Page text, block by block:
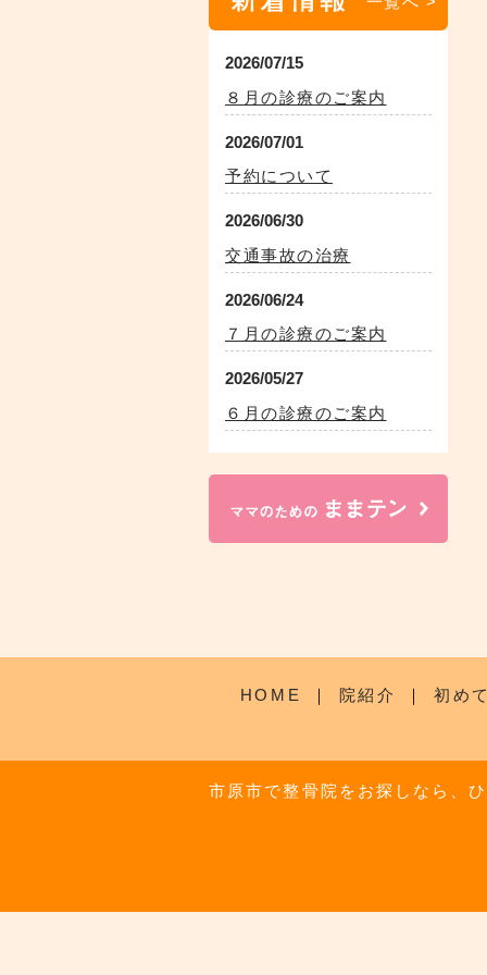
2026/07/15
８月の診療のご案内
2026/07/01
予約について
2026/06/30
交通事故の治療
2026/06/24
７月の診療のご案内
2026/05/27
６月の診療のご案内
HOME ｜ 院紹介 ｜ 初め
市原市で整骨院をお探しなら、